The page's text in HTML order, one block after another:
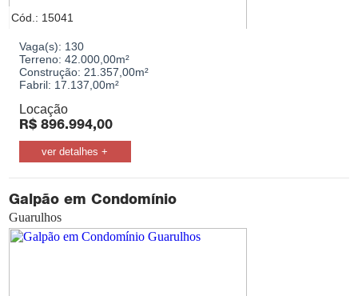
Cód.: 15041
Vaga(s): 130
Terreno: 42.000,00m²
Construção: 21.357,00m²
Fabril: 17.137,00m²
Locação
R$896.994,00
ver detalhes +
Galpão em Condomínio
Guarulhos